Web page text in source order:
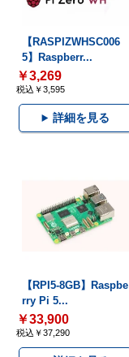
【RASPIZWHSC006
5】Raspberr...
￥3,269
税込￥3,595
詳細を見る
【RPI5-8GB】Raspbe
rry Pi 5...
￥33,900
税込￥37,290